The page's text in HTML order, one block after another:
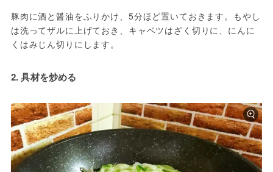
豚肉に酒と醤油をふりかけ、5分ほど置いておきます。もやし
は洗ってザルに上げておき、キャベツはざく切りに、にんに
くはみじん切りにします。
2. 具材を炒める